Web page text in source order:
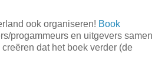
ook organiseren! Book
progammeurs en uitgevers samen
dat het boek verder (de